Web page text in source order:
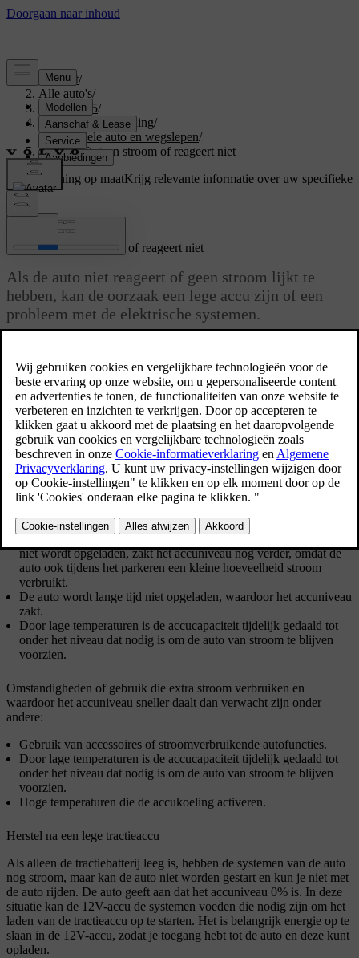
Support/
Alle auto's/
EX40 2025/
Gebruikershandleiding/
Immobiele auto en wegslepen/
Auto heeft geen stroom of reageert niet
Ondersteuning op maatKrijg relevante informatie over uw specifieke
auto.
Auto heeft geen stroom of reageert niet
Als de auto niet reageert of geen stroom lijkt te
hebben, kan de oorzaak een lege accu zijn of een
probleem met de elektrische systemen.
bepaalde handelingen. Zo kun je de auto bijvoorbeeld niet meer
ontgrendelen of starten.
Als de auto niet reageert omdat de accu's bijna leeg zijn, heb je
verschillende opties, afhankelijk van de situatie.
De volgende situaties kunnen ertoe leiden dat beide accu's in de auto
leeg raken:
wordt vervolgens niet meteen opgeladen.
De auto wordt met een laag accuniveau achtergelaten. Als de auto
niet wordt opgeladen, zakt het accuniveau nog verder, omdat de
auto ook tijdens het parkeren een kleine hoeveelheid stroom
verbruikt.
De auto wordt lange tijd niet opgeladen, waardoor het accuniveau
zakt.
Door lage temperaturen is de accucapaciteit tijdelijk gedaald tot
onder het niveau dat nodig is om de auto van stroom te blijven
voorzien.
Omstandigheden of gebruik die extra stroom verbruiken en
waardoor het accuniveau sneller daalt dan verwacht zijn onder
andere:
Gebruik van accessoires of stroomverbruikende autofuncties.
Door lage temperaturen is de accucapaciteit tijdelijk gedaald tot
onder het niveau dat nodig is om de auto van stroom te blijven
voorzien.
Hoge temperaturen die de accukoeling activeren.
Herstel na een lege tractieaccu
Als alleen de tractiebatterij leeg is, hebben de systemen van de auto
nog stroom, maar kan de auto niet worden gestart en kun je niet met
de auto rijden. De auto geeft aan dat het accuniveau 0% is. In deze
situatie kan de 12V-accu de systemen voeden die nodig zijn om het
laden van de tractieaccu op te starten. Het is belangrijk energie op te
slaan in de 12V-accu, zodat je toegang hebt tot de auto en deze kunt
opladen.